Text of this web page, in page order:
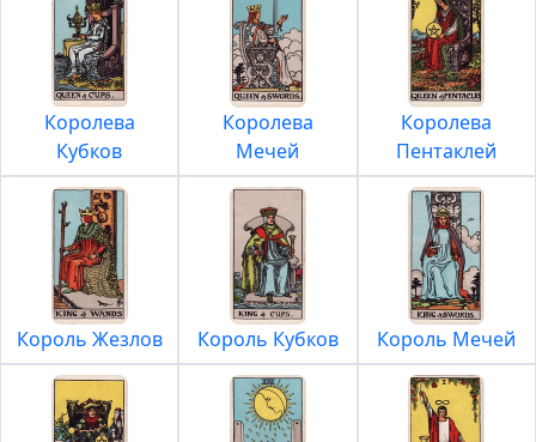
Королева
Кубков
Королева
Мечей
Королева
Пентаклей
Король Жезлов Король Кубков Король Мечей